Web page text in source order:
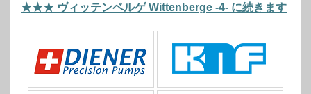
1970年代にかけてここで販売されていた「ラズ
★★★ ヴィッテンベルゲ Wittenberge -4- に続きます